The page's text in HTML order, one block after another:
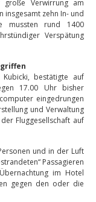
große Verwirrung am
insgesamt zehn In- und
mussten rund 1400
Verspätung
bestätigte auf
17.00 Uhr bisher
eingedrungen
und Verwaltung
Fluggesellschaft auf
und in der Luft
Passagieren
im Hotel
gegen den oder die